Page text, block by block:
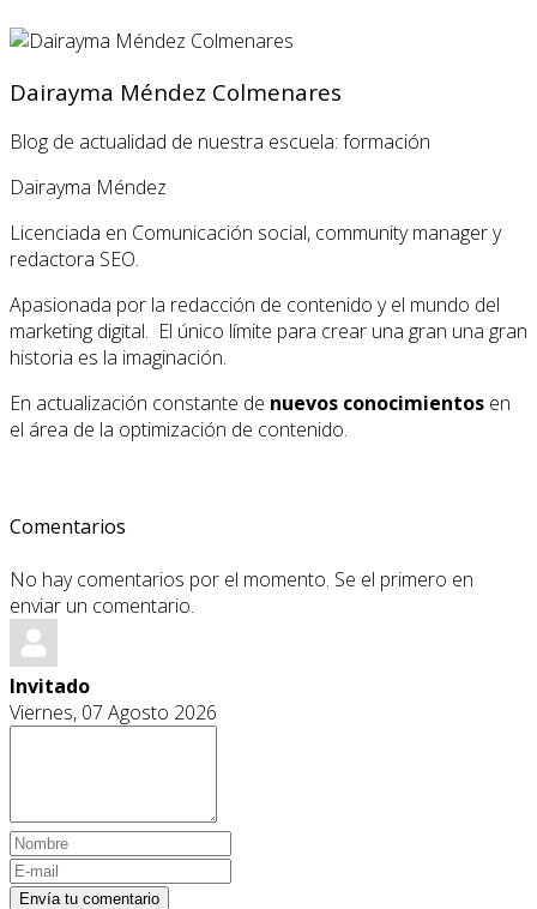
Dairayma Méndez Colmenares
Blog de actualidad de nuestra escuela: formación
Dairayma Méndez
Licenciada en Comunicación social, community manager y
redactora SEO.
Apasionada por la redacción de contenido y el mundo del
marketing digital. El único límite para crear una gran una gran
historia es la imaginación.
En actualización constante de nuevos conocimientos en
el área de la optimización de contenido.
Comentarios
No hay comentarios por el momento. Se el primero en
enviar un comentario.
Invitado
Viernes, 07 Agosto 2026
Envía tu comentario